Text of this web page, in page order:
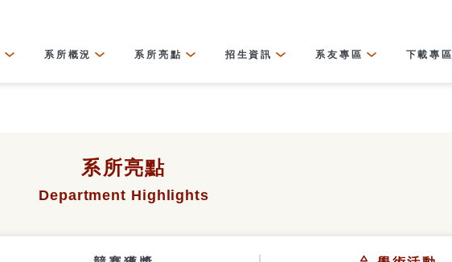
系所概況 系所亮點 招生資訊 系友專區 下載專區
系所亮點
Department Highlights